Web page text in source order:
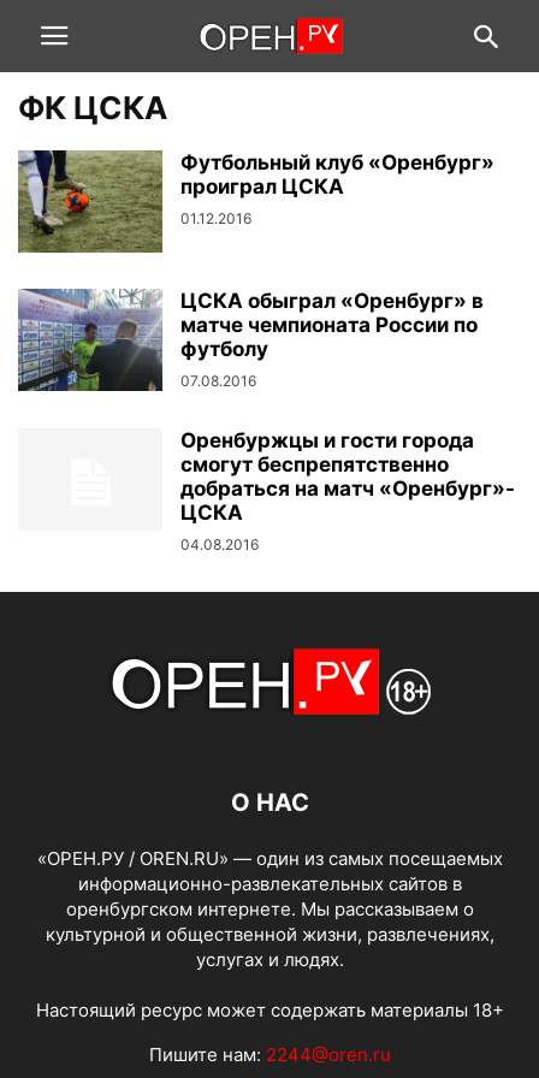
ФК ЦСКА
Футбольный клуб «Оренбург»
проиграл ЦСКА
01.12.2016
ЦСКА обыграл «Оренбург» в
матче чемпионата России по
футболу
07.08.2016
Оренбуржцы и гости города
смогут беспрепятственно
добраться на матч «Оренбург»-
ЦСКА
04.08.2016
О НАС
«ОРЕН.РУ / OREN.RU» — один из самых посещаемых
информационно-развлекательных сайтов в
оренбургском интернете. Мы рассказываем о
культурной и общественной жизни, развлечениях,
услугах и людях.
Настоящий ресурс может содержать материалы 18+
Пишите нам: 2244@oren.ru